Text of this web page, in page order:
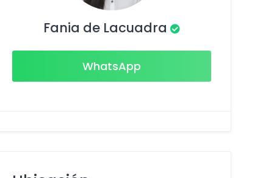
Fania de Lacuadra
WhatsApp